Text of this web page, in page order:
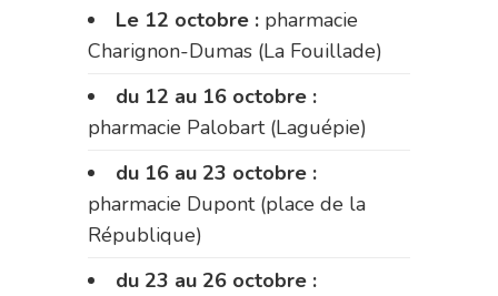
Le 12 octobre : pharmacie
Charignon-Dumas (La Fouillade)
du 12 au 16 octobre :
pharmacie Palobart (Laguépie)
du 16 au 23 octobre :
pharmacie Dupont (place de la
République)
du 23 au 26 octobre :